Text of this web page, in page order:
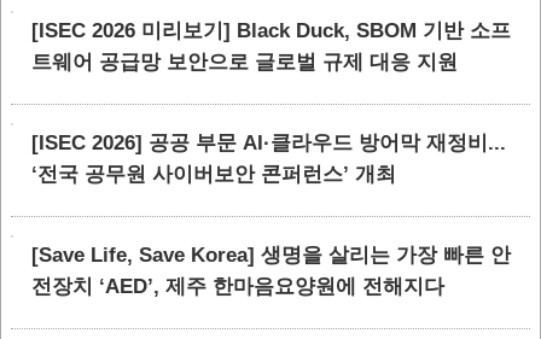
[ISEC 2026 미리보기] Black Duck, SBOM 기반 소프
트웨어 공급망 보안으로 글로벌 규제 대응 지원
[ISEC 2026] 공공 부문 AI·클라우드 방어막 재정비...
‘전국 공무원 사이버보안 콘퍼런스’ 개최
[Save Life, Save Korea] 생명을 살리는 가장 빠른 안
전장치 ‘AED’, 제주 한마음요양원에 전해지다